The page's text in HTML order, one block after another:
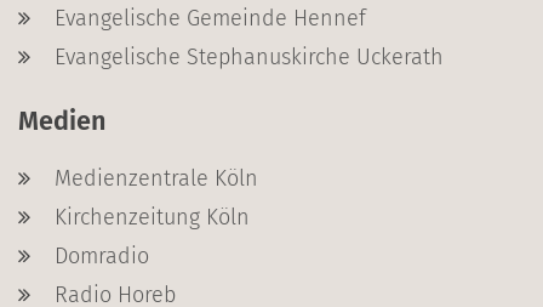
Evangelische Gemeinde Hennef
Evangelische Stephanuskirche Uckerath
Medien
Medienzentrale Köln
Kirchenzeitung Köln
Domradio
Radio Horeb